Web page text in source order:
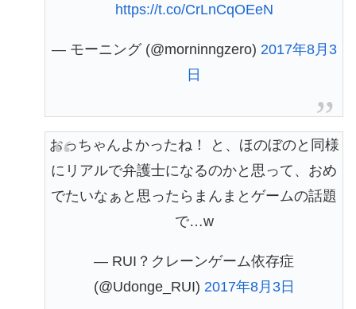
https://t.co/CrLnCqOEeN
— モーニング (@morninngzero) 2017年8月3
日
おっちゃんよかったね！ と、ほのぼのと同様
にリアルで弁護士になるのかと思って、おめ
でたいなぁと思ったらまんまとゲームの話題
で…w
— RUI？クレーンゲーム依存症
(@Udonge_RUI) 2017年8月3日